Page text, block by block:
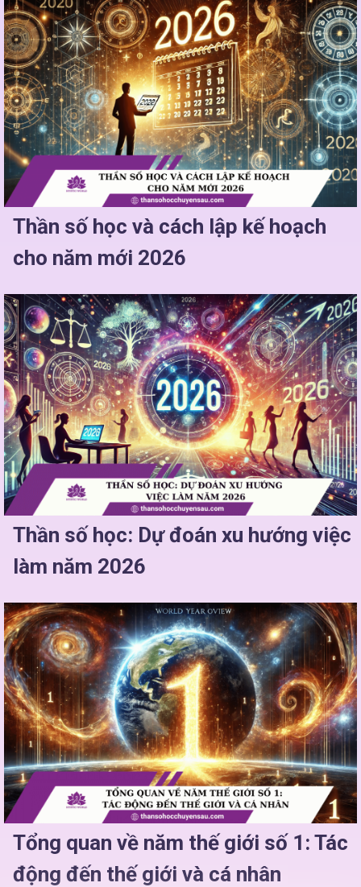
Thần số học và cách lập kế hoạch
cho năm mới 2026
Thần số học: Dự đoán xu hướng việc
làm năm 2026
Tổng quan về năm thế giới số 1: Tác
động đến thế giới và cá nhân